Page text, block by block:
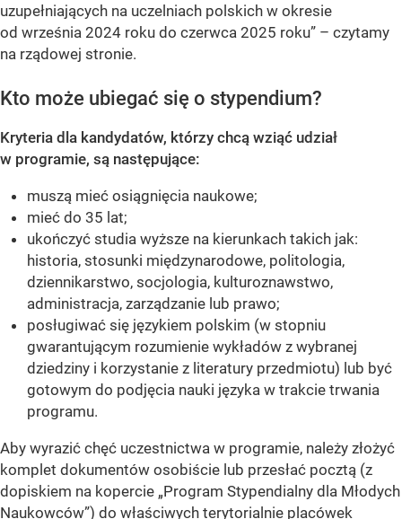
uzupełniających na uczelniach polskich w okresie
od września 2024 roku do czerwca 2025 roku” – czytamy
na rządowej stronie.
Kto może ubiegać się o stypendium?
Kryteria dla kandydatów, którzy chcą wziąć udział
w programie, są następujące:
muszą mieć osiągnięcia naukowe;
mieć do 35 lat;
ukończyć studia wyższe na kierunkach takich jak:
historia, stosunki międzynarodowe, politologia,
dziennikarstwo, socjologia, kulturoznawstwo,
administracja, zarządzanie lub prawo;
posługiwać się językiem polskim (w stopniu
gwarantującym rozumienie wykładów z wybranej
dziedziny i korzystanie z literatury przedmiotu) lub być
gotowym do podjęcia nauki języka w trakcie trwania
programu.
Aby wyrazić chęć uczestnictwa w programie, należy złożyć
komplet dokumentów osobiście lub przesłać pocztą (z
dopiskiem na kopercie „Program Stypendialny dla Młodych
Naukowców”) do właściwych terytorialnie placówek